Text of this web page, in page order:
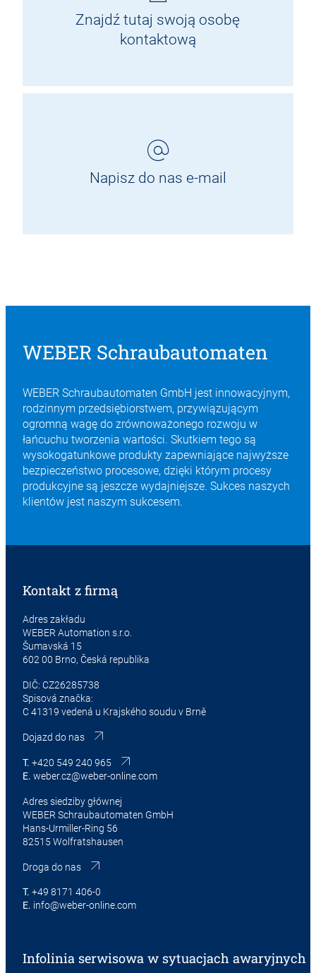
Znajdź tutaj swoją osobę
kontaktową
Napisz do nas e-mail
WEBER Schraubautomaten
WEBER Schraubautomaten GmbH jest innowacyjnym,
rodzinnym przedsiębiorstwem, przywiązującym
ogromną wagę do zrównoważonego rozwoju w
łańcuchu tworzenia wartości. Skutkiem tego są
wysokogatunkowe produkty zapewniające najwyższe
bezpieczeństwo procesowe, dzięki którym procesy
produkcyjne są jeszcze wydajniejsze. Sukces naszych
klientów jest naszym sukcesem.
Kontakt z firmą
Adres zakładu
WEBER Automation s.r.o.
Šumavská 15
602 00 Brno, Česká republika
DIČ: CZ26285738
Spisová značka:
C 41319 vedená u Krajského soudu v Brně
Dojazd do nas
T. +420 549 240 965
E. weber.cz@weber-online.com
Adres siedziby głównej
WEBER Schraubautomaten GmbH
Hans-Urmiller-Ring 56
82515 Wolfratshausen
Droga do nas
T. +49 8171 406-0
E. info@weber-online.com
Infolinia serwisowa w sytuacjach awaryjnych